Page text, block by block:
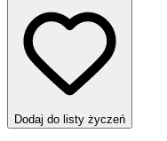
Dodaj do listy życzeń